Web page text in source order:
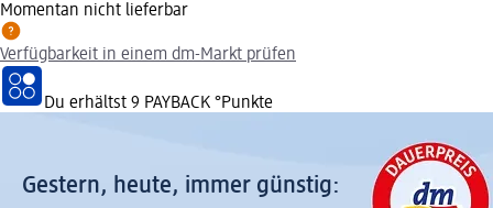
Momentan nicht lieferbar
Verfügbarkeit in einem dm-Markt prüfen
Du erhältst 9 PAYBACK °Punkte
Gestern, heute, immer günstig: